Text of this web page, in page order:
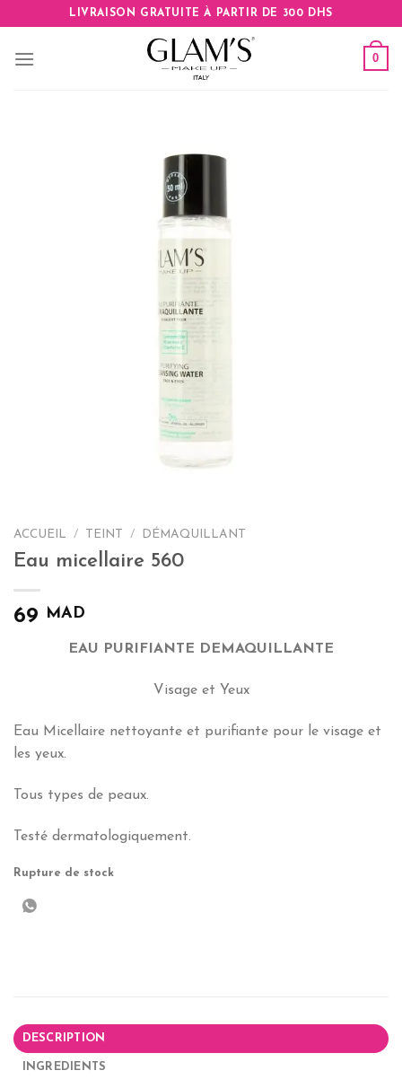
content
LIVRAISON GRATUITE À PARTIR DE 300 DHS
0
ACCUEIL / TEINT / DÉMAQUILLANT
Eau micellaire 560
69 MAD
EAU PURIFIANTE DEMAQUILLANTE
Visage et Yeux
Eau Micellaire nettoyante et purifiante pour le visage et
les yeux.
Tous types de peaux.
Testé dermatologiquement.
Rupture de stock
DESCRIPTION
INGREDIENTS